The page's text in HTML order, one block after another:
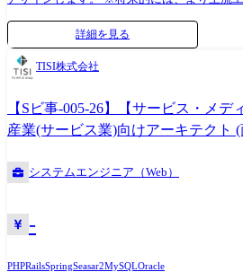
据えて成長して頂きます。 プロジェクト例 ●不動産会社向け基幹システ
ム開発(Java/Spring/React/PostgreSQL/AWS)
テム開発(Python/Django/JavaScript/MySQL)
発(PHP/Laravel/MySQL) ●IoTプラットフォー
(Java/Spring/Vue.JS/PostgreSQL/Azure) ●AI
プロジェクト参画までの流れ ①各営業が参
得 ②営業マネージャー指揮のもと、案件選
近いプロジェクトはどれかを選抜する ③エ
顔合わせを実施し、参画するプロジェクトが
詳細を見る
TISI株式会社
【Sビ事-005-26】【サービス・メデ
産業(サービス業)向けアーキテクト
システムエンジニア（Web）
-
PHPRailsSpringSeasar2MySQLOracle